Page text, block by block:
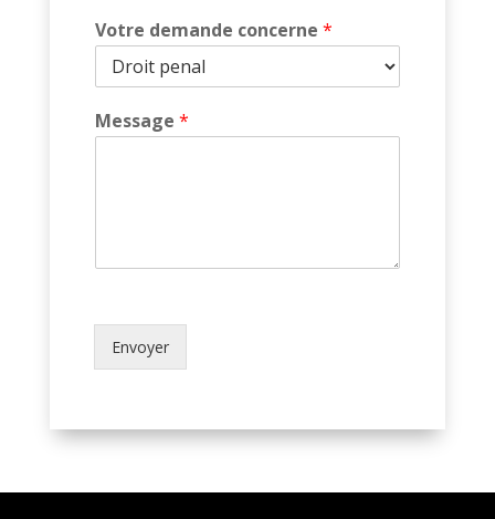
Votre demande concerne *
Message *
Envoyer